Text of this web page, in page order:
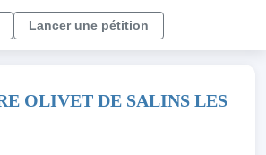
Lancer une pétition
OLIVET DE SALINS LES